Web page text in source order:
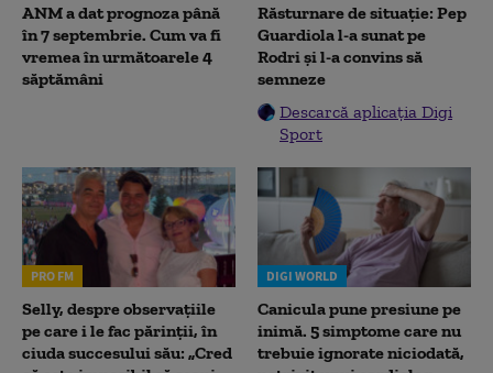
ANM a dat prognoza până
în 7 septembrie. Cum va fi
vremea în următoarele 4
săptămâni
Răsturnare de situație: Pep
Guardiola l-a sunat pe
Rodri și l-a convins să
semneze
Descarcă aplicația Digi
Sport
PRO FM
Selly, despre observațiile
pe care i le fac părinții, în
ciuda succesului său: „Cred
DIGI WORLD
Canicula pune presiune pe
inimă. 5 simptome care nu
trebuie ignorate niciodată,